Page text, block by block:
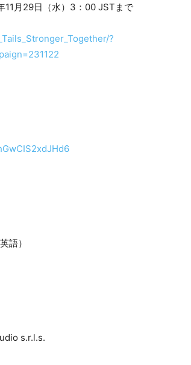
11月29日（水）3：00 JSTまで
?
英語）
s.r.l.s.